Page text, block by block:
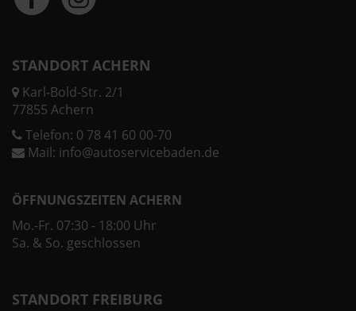
STANDORT ACHERN
Karl-Bold-Str. 2/1
77855 Achern
Telefon: 0 78 41 60 00-70
Mail: info@autoservicebaden.de
ÖFFNUNGSZEITEN ACHERN
Mo.-Fr. 07:30 - 18:00 Uhr
Sa. & So. geschlossen
STANDORT FREIBURG